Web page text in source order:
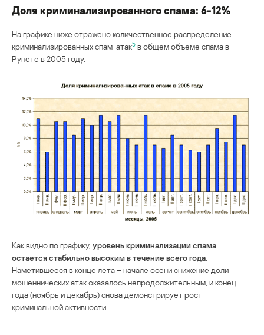
Доля криминализированного спама: 6-12%
На графике ниже отражено количественное распределение
криминализированных спам-атак5 в общем объеме спама в
Рунете в 2005 году.
Как видно по графику, уровень криминализации спама
остается стабильно высоким в течение всего года
Наметившееся в конце лета – начале осени снижение доли
мошеннических атак оказалось непродолжительным, и конец
года (ноябрь и декабрь) снова демонстрирует рост
криминальной активности.